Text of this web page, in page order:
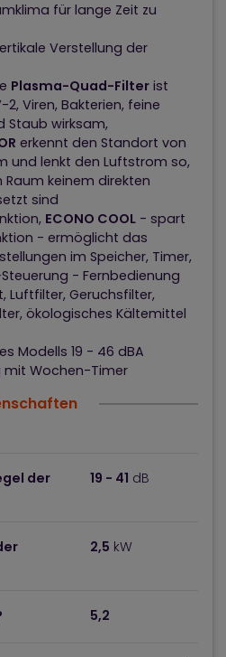
für lange Zeit zu
Verstellung der
Plasma-Quad-Filter ist
2, Viren, Bakterien, feine
Staub wirksam,
erkennt den Standort von
und lenkt den Luftstrom so,
keinem direkten
sind
ECONO COOL - spart
- ermöglicht das
im Speicher, Timer,
- Fernbedienung
Luftfilter, Geruchsfilter,
ökologisches Kältemittel
Modells 19 - 46 dBA
mit Wochen-Timer
der
19 - 41 dB
2,5 kW
5,2